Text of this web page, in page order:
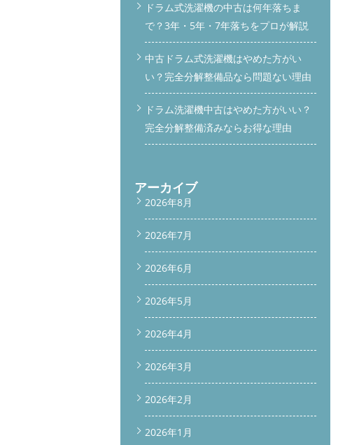
ドラム式洗濯機の中古は何年落ちま
で？3年・5年・7年落ちをプロが解説
中古ドラム式洗濯機はやめた方がい
い？完全分解整備品なら問題ない理由
ドラム洗濯機中古はやめた方がいい？
完全分解整備済みならお得な理由
アーカイブ
2026年8月
2026年7月
2026年6月
2026年5月
2026年4月
2026年3月
2026年2月
2026年1月